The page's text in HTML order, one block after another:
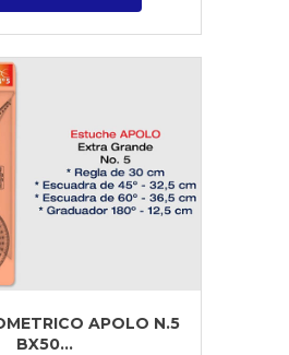
APOLO N.5
BX50...